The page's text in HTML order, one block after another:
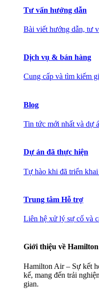
Tư vấn hướng dẫn
Bài viết hướng dẫn, tư
Dịch vụ & bán hàng
Cung cấp và tìm kiếm
Blog
Tin tức mới nhất và dự
Dự án đã thực hiện
Tự hào khi đã triển
Trung tâm Hỗ trợ
Liên hệ xử lý sự cố và
Giới thiệu về
Hamilton Air – Sự kết
kế, mang đến trải
gian.